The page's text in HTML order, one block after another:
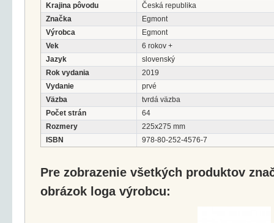
Krajina pôvodu
Česká republika
Značka
Egmont
Výrobca
Egmont
Vek
6 rokov +
Jazyk
slovenský
Rok vydania
2019
Vydanie
prvé
Väzba
tvrdá väzba
Počet strán
64
Rozmery
225x275 mm
ISBN
978-80-252-4576-7
Pre zobrazenie všetkých produktov
obrázok loga výrobcu: